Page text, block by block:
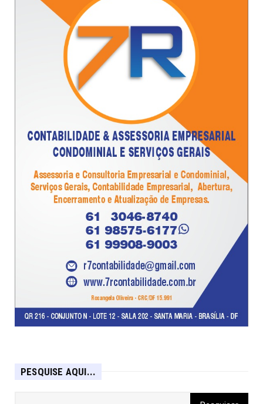
PESQUISE AQUI...